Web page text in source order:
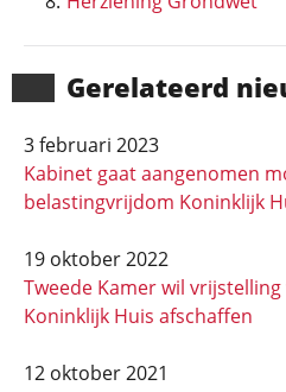
Gerela­teerd
3 februari 2023
Kabinet gaat aangenomen
belastingvrijdom Koninklijk
19 oktober 2022
Tweede Kamer wil
Koninklijk Huis afschaffen
12 oktober 2021